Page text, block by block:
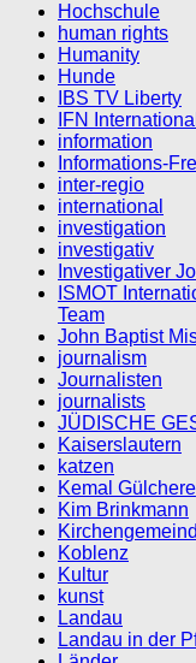
Hochschule
human rights
Humanity
Hunde
IBS TV Liberty
IFN
information
Informations-
inter-regio
international
investigation
investigativ
Investigativer
ISMOT
Team
John Baptist
journalism
Journalisten
journalists
JÜDISCHE
Kaiserslautern
katzen
Kemal Gülchere
Kim Brinkmann
Koblenz
Kultur
kunst
Landau
Landau in der